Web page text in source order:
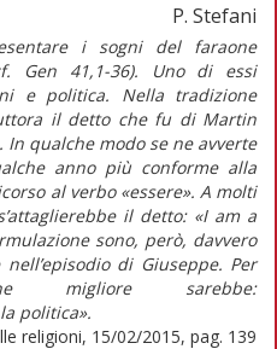
P. Stefani
i sogni del faraone
Gen 41,1-36). Uno di essi
e politica. Nella tradizione
il detto che fu di Martin
In qualche modo se ne avverte
anno più conforme alla
al verbo «essere». A molti
il detto: «I am a
sono, però, davvero
di Giuseppe. Per
migliore sarebbe:
politica».
religioni, 15/02/2015, pag. 139